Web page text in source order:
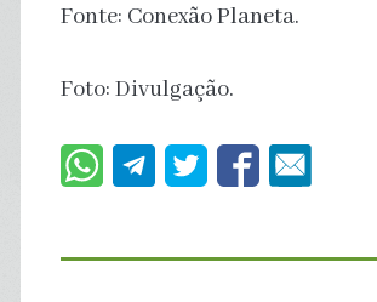
Fonte: Conexão Planeta.
Foto: Divulgação.